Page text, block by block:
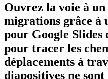
Ouvrez la voie à
migrations grâce à
pour Google Slides
pour tracer les
déplacements à
diapositives ne